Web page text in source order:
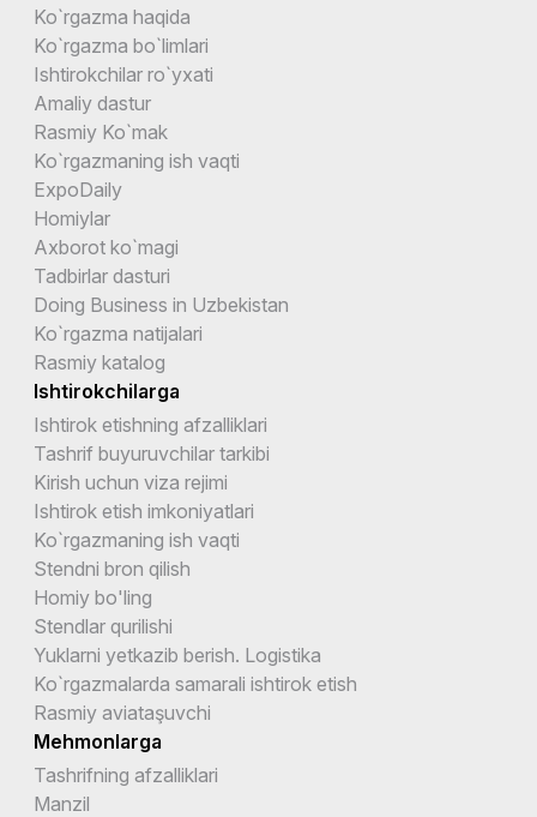
Ko`rgazma haqida
Ko`rgazma bo`limlari
Ishtirokchilar ro`yxati
Amaliy dastur
Rasmiy Ko`mak
Ko`rgazmaning ish vaqti
ExpoDaily
Homiylar
Axborot ko`magi
Tadbirlar dasturi
Doing Business in Uzbekistan
Ko`rgazma natijalari
Rasmiy katalog
Ishtirokchilarga
Ishtirok etishning afzalliklari
Tashrif buyuruvchilar tarkibi
Kirish uchun viza rejimi
Ishtirok etish imkoniyatlari
Ko`rgazmaning ish vaqti
Stendni bron qilish
Homiy bo'ling
Stendlar qurilishi
Yuklarni yetkazib berish. Logistika
Ko`rgazmalarda samarali ishtirok etish
Rasmiy aviataşuvchi
Mehmonlarga
Tashrifning afzalliklari
Manzil